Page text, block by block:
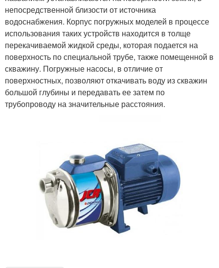
непосредственной близости от источника
водоснабжения. Корпус погружных моделей в процессе
использования таких устройств находится в толще
перекачиваемой жидкой среды, которая подается на
поверхность по специальной трубе, также помещенной в
скважину. Погружные насосы, в отличие от
поверхностных, позволяют откачивать воду из скважин
большой глубины и передавать ее затем по
трубопроводу на значительные расстояния.